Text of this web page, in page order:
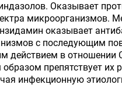
Оказывает
микроорганизмов.
оказывает
с последующим
действием в отношении
препятствует их
инфекционную